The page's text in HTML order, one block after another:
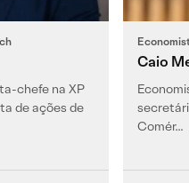
chefe na XP
de ações de
Caio
Comér…